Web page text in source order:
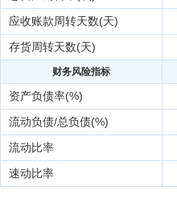
应收账款周转天数(天)
存货周转天数(天)
财务风险指标
资产负债率(%)
流动负债/总负债(%)
流动比率
速动比率